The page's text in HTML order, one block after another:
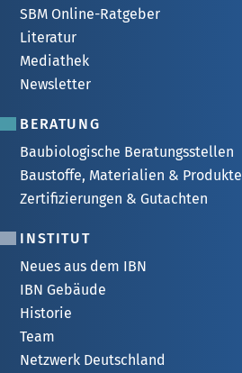
SBM Online-Ratgeber
Literatur
Mediathek
Newsletter
BERATUNG
Baubiologische Beratungsstellen
Baustoffe, Materialien & Produkte
Zertifizierungen & Gutachten
INSTITUT
Neues aus dem IBN
IBN Gebäude
Historie
Team
Netzwerk Deutschland